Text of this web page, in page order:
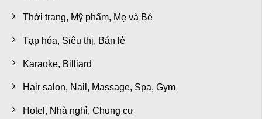
Thời trang, Mỹ phẩm, Mẹ và Bé
Tạp hóa, Siêu thị, Bán lẻ
Karaoke, Billiard
Hair salon, Nail, Massage, Spa, Gym
Hotel, Nhà nghỉ, Chung cư